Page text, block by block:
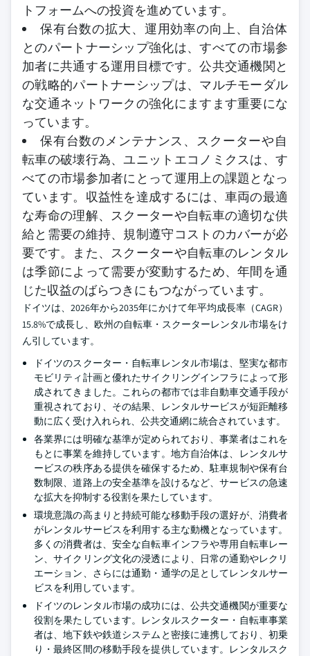
トフォームへの投資を進めています。
保有台数の拡大、運用効率の向上、自治体
とのパートナーシップ強化は、すべての市場参
加者に共通する運用目標です。公共交通機関と
の戦略的パートナーシップは、マルチモーダル
な交通ネットワークの強化にますます重要にな
っています。
保有台数のメンテナンス、スクーターや自
転車の破壊行為、ユニットエコノミクスは、す
べての市場参加者にとって運用上の課題となっ
ています。収益性を達成するには、車両の最適
な寿命の理解、スクーターや自転車の適切な供
給と需要の維持、規制遵守コストのカバーが必
要です。また、スクーターや自転車のレンタル
は季節によって需要が変動するため、年間を通
じた収益のばらつきにもつながっています。
ドイツは、2026年から2035年にかけて年平均成長率（CAGR）
15.8%で成長し、欧州の自転車・スクーターレンタル市場をけ
ん引しています。
ドイツのスクーター・自転車レンタル市場は、堅実な都市
モビリティ計画と優れたサイクリングインフラによって形
成されてきました。これらの都市では非自動車交通手段が
重視されており、その結果、レンタルサービスが短距離移
動に広く受け入れられ、公共交通網に統合されています。
各業界には明確な基準が定められており、事業者はこれを
もとに事業を維持しています。地方自治体は、レンタルサ
ービスの秩序ある提供を確保するため、駐車規制や保有台
数制限、道路上の安全基準を設けるなど、サービスの急速
な拡大を抑制する役割を果たしています。
環境意識の高まりと持続可能な移動手段の選好が、消費者
がレンタルサービスを利用する主な動機となっています。
多くの消費者は、安全な自転車インフラや専用自転車レー
ン、サイクリング文化の浸透により、日常の通勤やレクリ
エーション、さらには通勤・通学の足としてレンタルサー
ビスを利用しています。
ドイツのレンタル市場の成功には、公共交通機関が重要な
役割を果たしています。レンタルスクーター・自転車事業
者は、地下鉄や鉄道システムと密接に連携しており、初乗
り・最終区間の移動手段を提供しています。レンタルスク